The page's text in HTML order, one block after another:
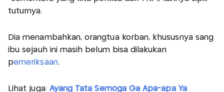
tuturnya.
Dia menambahkan, orangtua korban, khususnya sang
ibu sejauh ini masih belum bisa dilakukan
pemeriksaan.
Lihat juga: Ayang Tata Semoga Ga Apa-apa Ya